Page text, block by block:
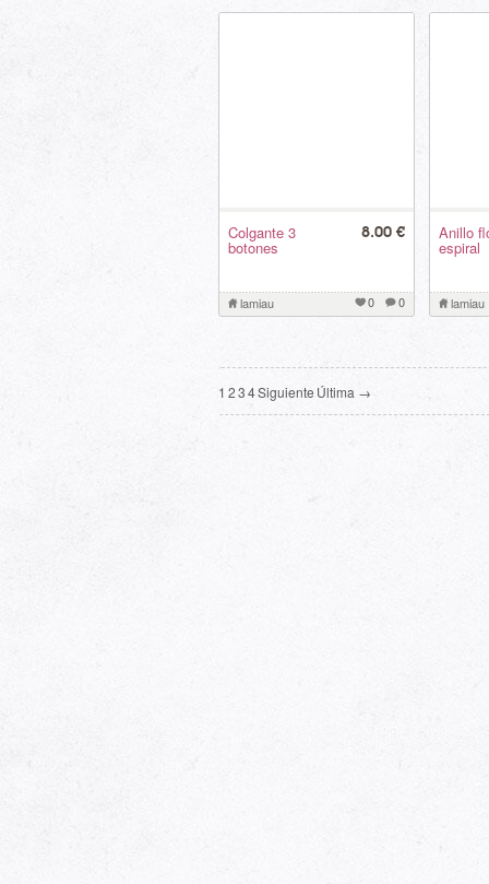
Colgante 3
botones
8.00 €
lamiau 0 0
Anillo
espiral
lamiau
1 234Siguiente Última →